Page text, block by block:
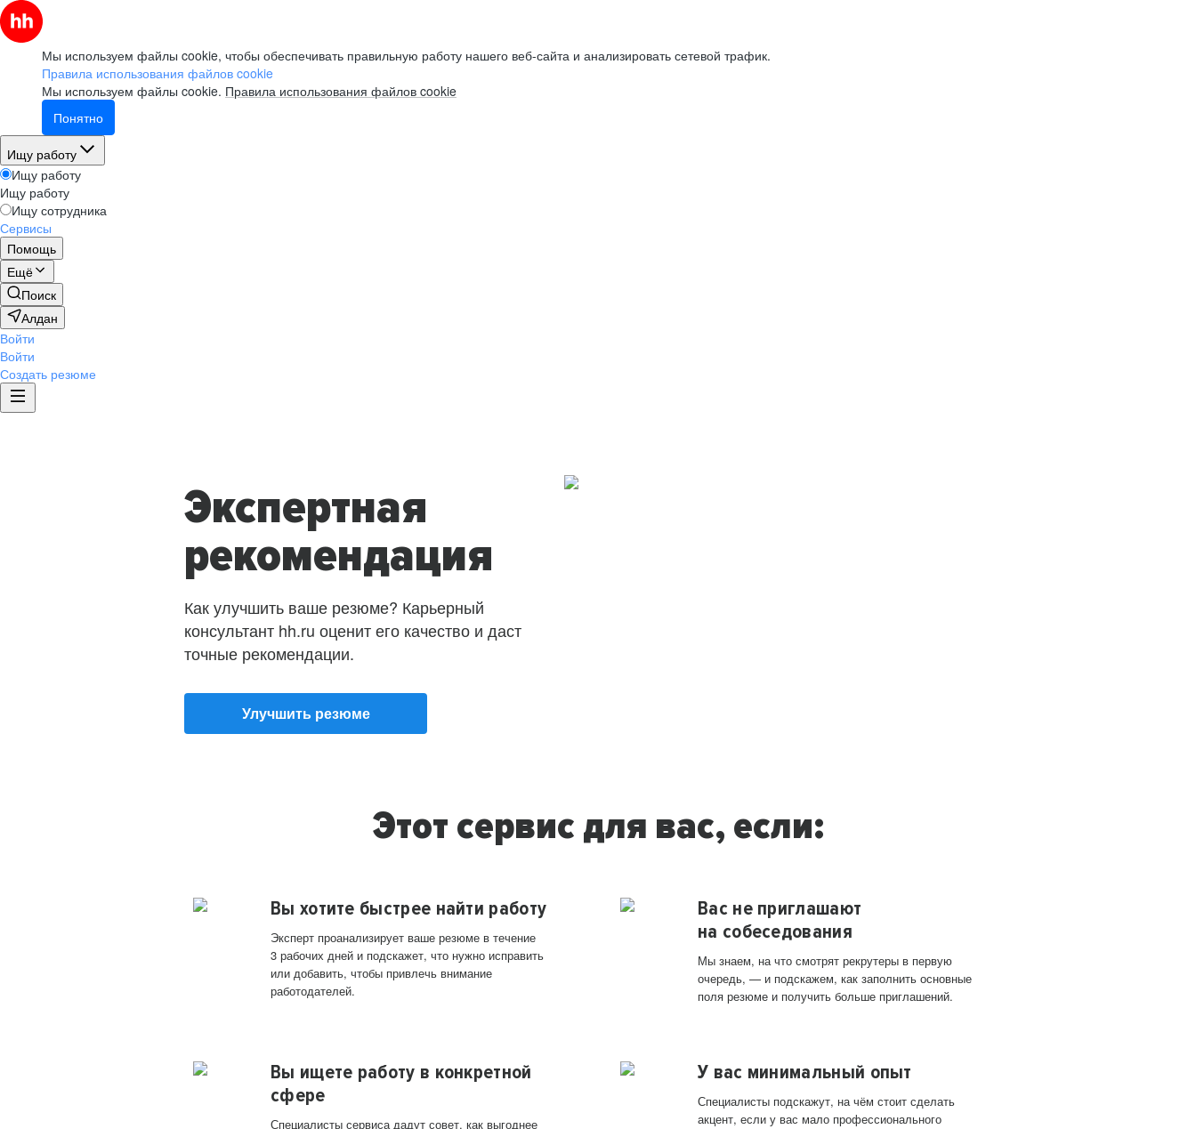
Мы используем файлы cookie, чтобы обеспечивать правильную работу нашего веб-сайта и анализировать сетевой трафик.
Правила использования файлов cookie
Мы используем файлы cookie. Правила использования файлов cookie
Понятно
Ищу работу
Ищу работу
Ищу работу
Ищу сотрудника
Сервисы
Помощь
Ещё
Поиск
Алдан
Войти
Войти
Создать резюме
Экспертная
рекомендация
Как улучшить ваше резюме? Карьерный
консультант hh.ru оценит его качество и даст
точные рекомендации.
Улучшить резюме
Этот сервис для вас, если:
Вы хотите быстрее найти работу
Эксперт проанализирует ваше резюме в течение
3 рабочих дней и подскажет, что нужно исправить
или добавить, чтобы привлечь внимание
работодателей.
Вас не приглашают
на собеседования
Мы знаем, на что смотрят рекрутеры в первую
очередь, — и подскажем, как заполнить основные
поля резюме и получить больше приглашений.
Вы ищете работу в конкретной
сфере
Специалисты сервиса дадут совет, как выгоднее
У вас минимальный опыт
Специалисты подскажут, на чём стоит сделать
акцент, если у вас мало профессионального